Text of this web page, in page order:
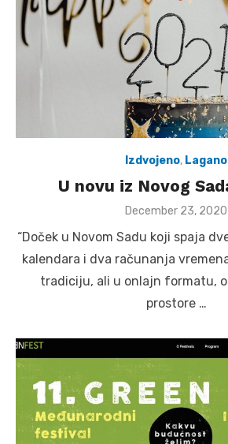
Izdvojeno, Lagano
U novu iz Novog
Posted
December 23, 2020
“Doček u Novom Sadu koji spaja
kalendara i dva računanja
tradiciju, ali u onlajn formatu,
prostore …